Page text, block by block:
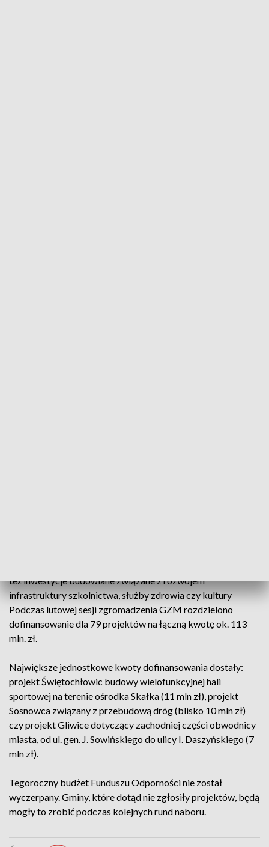
też inwestycje budowlane związane z rozwojem
infrastruktury szkolnictwa, służby zdrowia czy kultury
Podczas lutowej sesji zgromadzenia GZM rozdzielono
dofinansowanie dla 79 projektów na łączną kwotę ok. 113
mln. zł.
Największe jednostkowe kwoty dofinansowania dostały:
projekt Świętochłowic budowy wielofunkcyjnej hali
sportowej na terenie ośrodka Skałka (11 mln zł), projekt
Sosnowca związany z przebudową dróg (blisko 10 mln zł)
czy projekt Gliwice dotyczący zachodniej części obwodnicy
miasta, od ul. gen. J. Sowińskiego do ulicy I. Daszyńskiego (7
mln zł).
Tegoroczny budżet Funduszu Odporności nie został
wyczerpany. Gminy, które dotąd nie zgłosiły projektów, będą
mogły to zrobić podczas kolejnych rund naboru.